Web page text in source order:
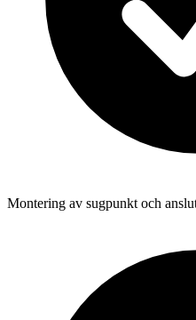
Montering av sugpunkt och